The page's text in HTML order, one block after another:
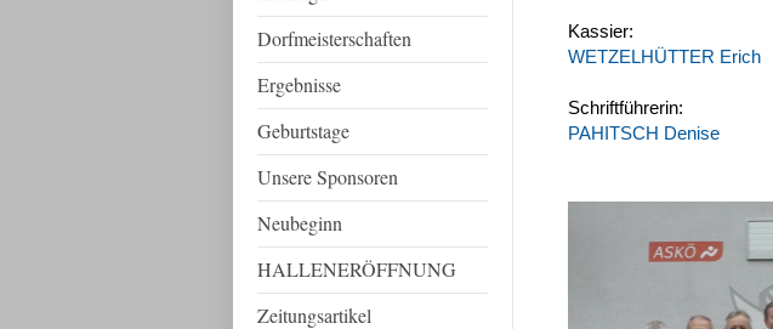
Dorfmeisterschaften
Ergebnisse
Geburtstage
Unsere Sponsoren
Neubeginn
HALLENERÖFFNUNG
Zeitungsartikel
Kassier:
WETZELHÜTTER Erich
Schriftführerin:
PAHITSCH Denise